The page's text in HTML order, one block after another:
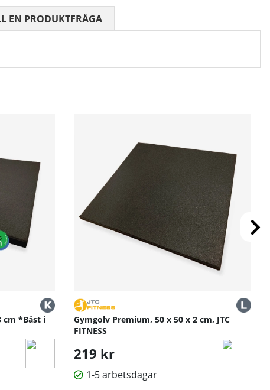
0 AV 5 ANTAL BETYG 0
EN PRODUKTFRÅGA
cm *Bäst i
Gymgolv Premium, 50 x 50 x 2 cm, JTC
FITNESS
219 kr
1-5 arbetsdagar